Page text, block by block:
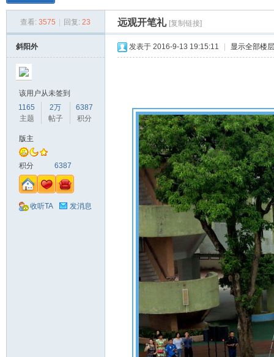
› ›
查看: 3575 回复: 23 远观开笔礼 [复制链接]
斜阳外
该用户从未签到
1165
主题
2万
帖子
6387
积分
版主
积分 6387
收听TA 发消息
发表于 2016-9-13 19:15:11 显示全部楼层